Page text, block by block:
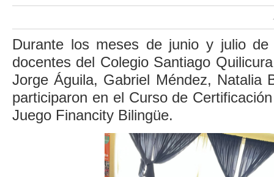
Durante los meses de junio y julio
docentes del Colegio Santiago
Jorge Águila, Gabriel Méndez, Natalia
participaron en el Curso de
Juego Financity Bilingüe.